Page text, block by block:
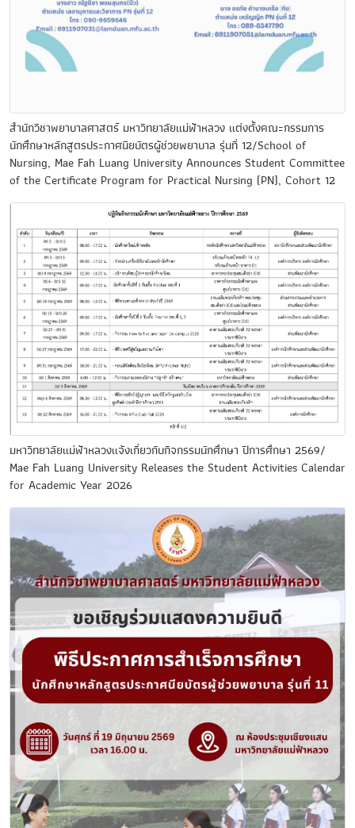
สำนักวิชาพยาบาลศาสตร์ มหาวิทยาลัยแม่ฟ้าหลวง แต่งตั้งคณะกรรมการ
นักศึกษาหลักสูตรประกาศนียบัตรผู้ช่วยพยาบาล รุ่นที่ 12/School of
Nursing, Mae Fah Luang University Announces Student Committee
of the Certificate Program for Practical Nursing (PN), Cohort 12
มหาวิทยาลัยแม่ฟ้าหลวงแจ้งเกี่ยวกับกิจกรรมนักศึกษา ปีการศึกษา 2569/
Mae Fah Luang University Releases the Student Activities Calendar
for Academic Year 2026